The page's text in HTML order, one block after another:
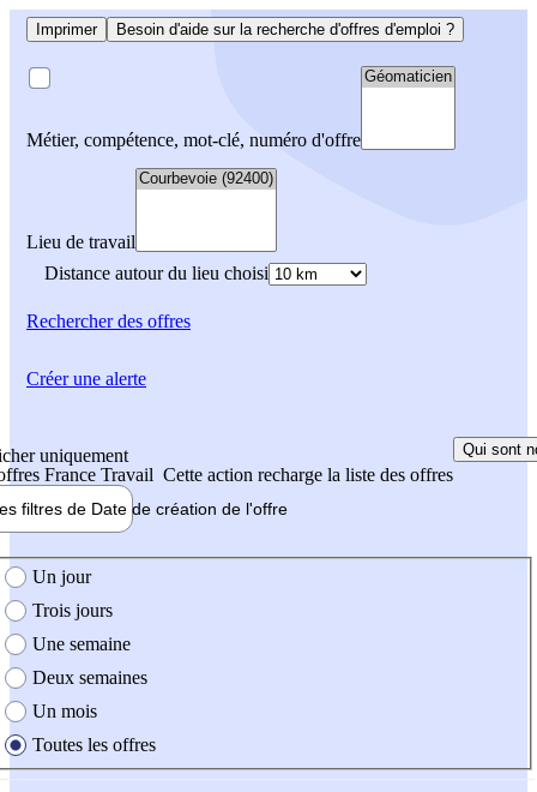
Imprimer Besoin d'aide sur la recherche d'offres d'emploi ?
Métier, compétence, mot-clé, numéro d'offre
Lieu de travail
Distance autour du lieu choisi
Rechercherdes offres
uniquement
France Travail Cette action recharge la liste des offres
Qui sont
filtres de Date de création de l'offre
création de l'offre
Un jour
Trois jours
Une semaine
Deux semaines
Un mois
Toutes les offres
Créer une alerte